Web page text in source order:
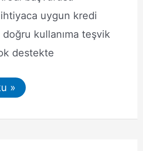
uygun kredi
kullanıma teşvik
destekte
»